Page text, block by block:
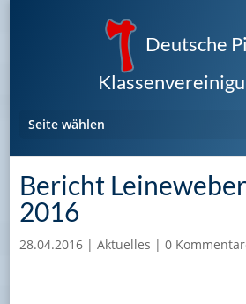
Deutsche
Seite wählen
Bericht
2016
28.04.2016| Aktuelles | 0